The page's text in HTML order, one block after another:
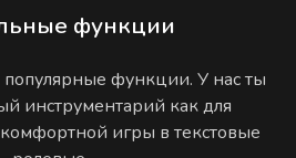
функции
функции. У нас ты
инструментарий как для
игры в текстовые